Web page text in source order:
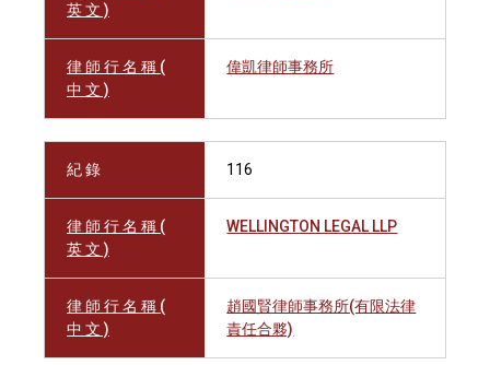
英 文 )
律 師 行 名 稱 (
中 文 )
偉凱律師事務所
紀 錄 116
律 師 行 名 稱 (
英 文 )
WELLINGTON LEGAL LLP
律 師 行 名 稱 (
中 文 )
趙國賢律師事務所(有限法律
責任合夥)